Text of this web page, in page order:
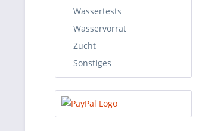
Wassertests
Wasservorrat
Zucht
Sonstiges